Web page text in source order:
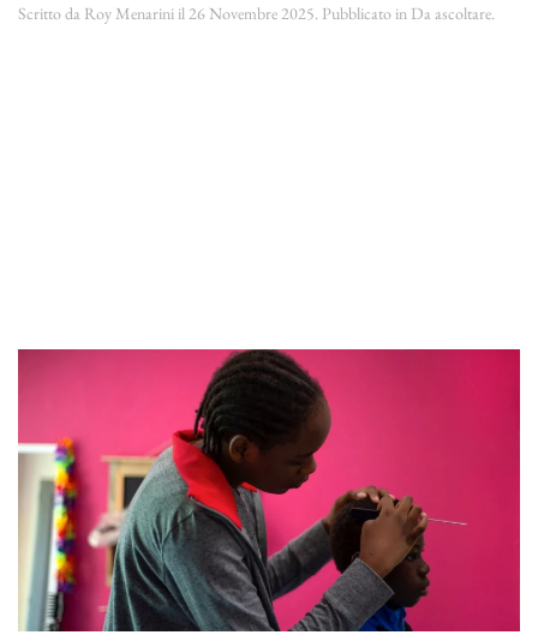
Scritto da Roy Menarini il26 Novembre 2025. Pubblicato in Da ascoltare.